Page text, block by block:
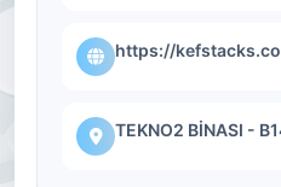
https://
TEKNO2 BİNASI -